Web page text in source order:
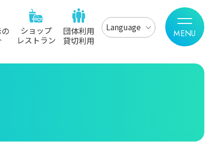
ショップ
レストラン
団体利用
貸切利用
Language